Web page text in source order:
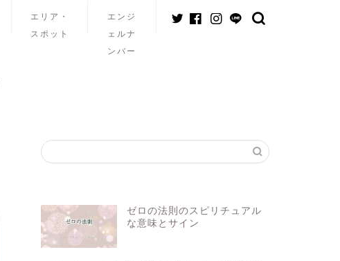
エリア・
スポット
エンジ
ェルナ
ンバー
ゼロの法則のスピリチュアル
な意味とサイン